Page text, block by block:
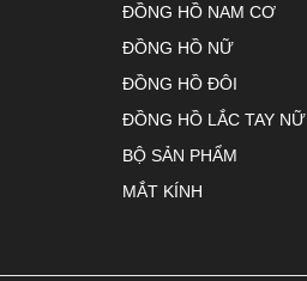
ĐỒNG HỒ NAM CƠ
ĐỒNG HỒ NỮ
ĐỒNG HỒ ĐÔI
ĐỒNG HỒ LẮC TAY NỮ
BỘ SẢN PHẨM
MẮT KÍNH